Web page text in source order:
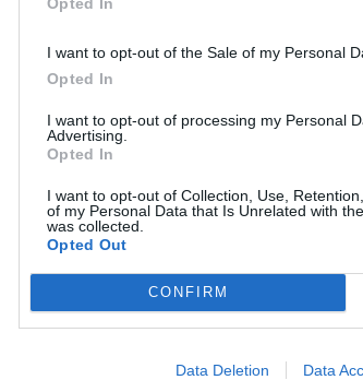
I want to opt-out of the Sale of my Personal
Opted In
I want to opt-out of processing my Personal
Advertising.
Opted In
I want to opt-out of Collection, Use,
of my Personal Data that Is Unrelated with
was collected.
Opted Out
CONFIRM
Data Deletion Data
materiale pirotecnico rinvenuto in
fiorentino [...]
Firenze